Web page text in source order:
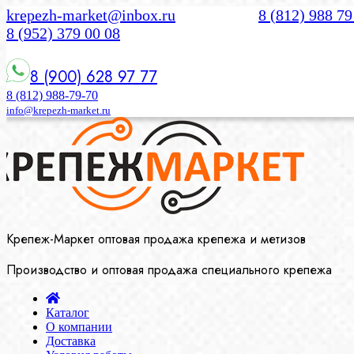
krepezh-market@inbox.ru
8 (812) 988
8 (952) 379 00 08
8 (900) 628 97 77
8 (812) 988-79-70
info@krepezh-market.ru
Крепеж-Маркет оптовая продажа крепежа и метизов
Производство и оптовая продажа специального крепежа
Каталог
О компании
Доставка